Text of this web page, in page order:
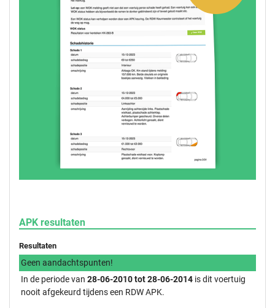
APK resultaten
Resultaten
Geen aandachtspunten!
In de periode van 28-06-2010 tot 28-06-2014 is dit voertuig
nooit afgekeurd tijdens een RDW APK.